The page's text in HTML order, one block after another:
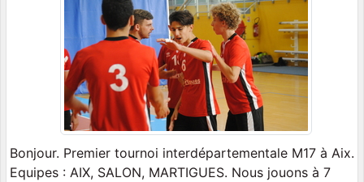
Bonjour. Premier tournoi interdépartementale M17 à Aix.
Equipes : AIX, SALON, MARTIGUES. Nous jouons à 7